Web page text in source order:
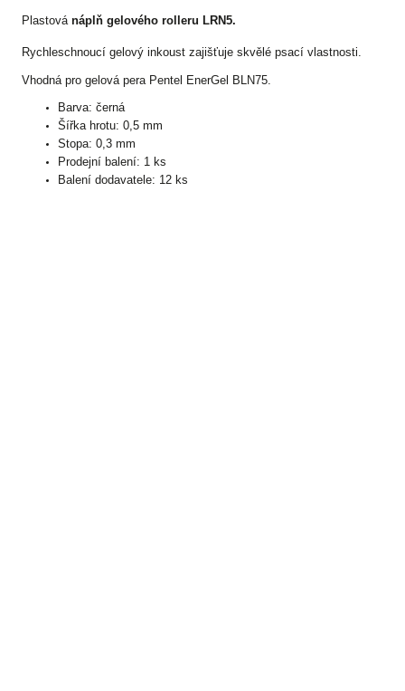
Plastová náplň gelového rolleru LRN5.
Rychleschnoucí gelový inkoust zajišťuje skvělé psací vlastnosti.
Vhodná pro gelová pera Pentel EnerGel BLN75.
Barva: černá
Šířka hrotu: 0,5 mm
Stopa: 0,3 mm
Prodejní balení: 1 ks
Balení dodavatele: 12 ks